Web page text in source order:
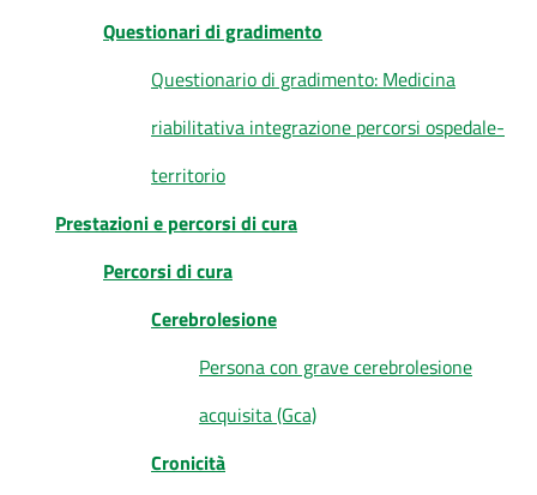
Strutture
territorio
Questionari di gradimento
Questionario di gradimento: Medicina
riabilitativa integrazione percorsi ospedale-
territorio
Prestazioni e percorsi di cura
Percorsi di cura
Cerebrolesione
Persona con grave cerebrolesione
acquisita (Gca)
Cronicità